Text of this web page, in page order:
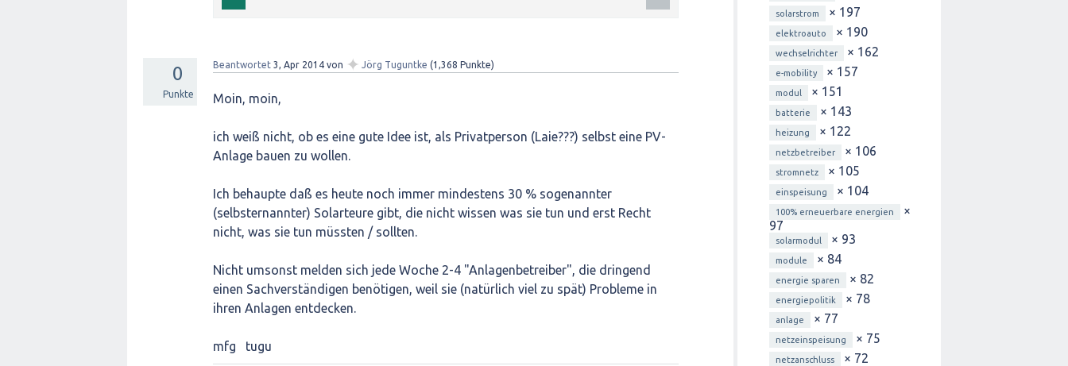
0
Punkte
Beantwortet 3, Apr 2014 von ✦ Jörg Tuguntke (1,368 Punkte)
Moin, moin,
ich weiß nicht, ob es eine gute Idee ist, als Privatperson (Laie???) selbst eine PV-
Anlage bauen zu wollen.
Ich behaupte daß es heute noch immer mindestens 30 % sogenannter
(selbsternannter) Solarteure gibt, die nicht wissen was sie tun und erst Recht
nicht, was sie tun müssten / sollten.
Nicht umsonst melden sich jede Woche 2-4 "Anlagenbetreiber", die dringend
einen Sachverständigen benötigen, weil sie (natürlich viel zu spät) Probleme in
ihren Anlagen entdecken.
mfg tugu
solarstrom × 197
elektroauto × 190
wechselrichter × 162
e-mobility × 157
modul × 151
batterie × 143
heizung × 122
netzbetreiber × 106
stromnetz × 105
einspeisung × 104
100% erneuerbare energien
×
97
solarmodul × 93
module × 84
energie sparen × 82
energiepolitik × 78
anlage × 77
netzeinspeisung × 75
netzanschluss × 72